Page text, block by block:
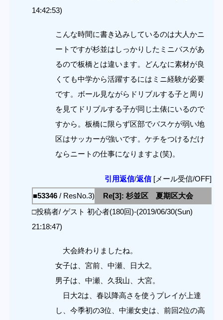
14:42:53)
こんな時間に書き込みしているのは大人かニ
ートですが杉並はしっかりしたミニバスがあ
るので板橋とは違います。どんなに素材が良
くても中学から活躍するにはミニ経験が必要
です。ボール見ながらドリブルする子と周り
を見てドリブルする子が同じ土俵にいるので
すから。板橋に限らず区部でバスケが弱い地
区はサッカーが強いです。ケチをつけるだけ
ならニートの仕事になりますよ(笑)。
引用返信/返信[メール受信/OFF]
■53346 / ResNo.3)
Re[3]: 杉並区 夏期区大会
□投稿者/ ゲスト 初心者(180回)-(2019/06/30(Sun)
21:18:47)
大会終わりましたね。
女子は、宮前、中瀬、日大2。
男子は、中瀬、久我山、大宮。
日大2は、春以降高さを使うプレイが上達
し、今季初の3位、中瀬女史は、前回2位の高